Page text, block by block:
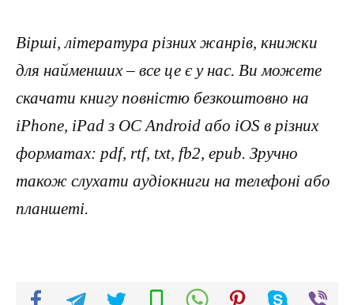
Вірші, література різних жанрів, книжки
для найменших – все це є у нас. Ви можете
скачати книгу повністю безкоштовно на
iPhone, iPad з ОС Android або iOS в різних
форматах: pdf, rtf, txt, fb2, epub. Зручно
також слухати аудіокниги на телефоні або
планшеті.